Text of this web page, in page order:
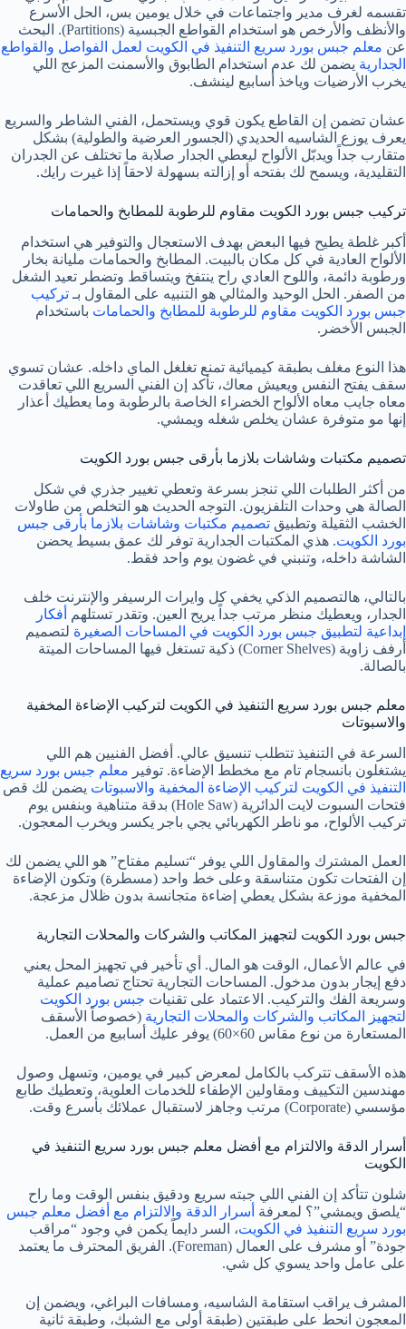
تقسمه لغرف مدير واجتماعات في خلال يومين بس، الحل الأسرع
والأنظف والأرخص هو استخدام القواطع الجبسية (Partitions). البحث
عن معلم جبس بورد سريع التنفيذ في الكويت لعمل الفواصل والقواطع
الجدارية يضمن لك عدم استخدام الطابوق والأسمنت المزعج اللي
يخرب الأرضيات وياخذ أسابيع لينشف.
عشان تضمن إن القاطع يكون قوي ويستحمل، الفني الشاطر والسريع
يعرف يوزع الشاسيه الحديدي (الجسور العرضية والطولية) بشكل
متقارب جداً ويدبّل الألواح ليعطي الجدار صلابة ما تختلف عن الجدران
التقليدية، ويسمح لك بفتحه أو إزالته بسهولة لاحقاً إذا غيرت رايك.
تركيب جبس بورد الكويت مقاوم للرطوبة للمطابخ والحمامات
أكبر غلطة يطيح فيها البعض بهدف الاستعجال والتوفير هي استخدام
الألواح العادية في كل مكان بالبيت. المطابخ والحمامات مليانة بخار
ورطوبة دائمة، واللوح العادي راح ينتفخ ويتساقط وتضطر تعيد الشغل
من الصفر. الحل الوحيد والمثالي هو التنبيه على المقاول بـ تركيب
جبس بورد الكويت مقاوم للرطوبة للمطابخ والحمامات باستخدام
الجبس الأخضر.
هذا النوع مغلف بطبقة كيميائية تمنع تغلغل الماي داخله. عشان تسوي
سقف يفتح النفس ويعيش معاك، تأكد إن الفني السريع اللي تعاقدت
معاه جايب معاه الألواح الخضراء الخاصة بالرطوبة وما يعطيك أعذار
إنها مو متوفرة عشان يخلص شغله ويمشي.
تصميم مكتبات وشاشات بلازما بأرقى جبس بورد الكويت
من أكثر الطلبات اللي تنجز بسرعة وتعطي تغيير جذري في شكل
الصالة هي وحدات التلفزيون. التوجه الحديث هو التخلص من طاولات
الخشب الثقيلة وتطبيق تصميم مكتبات وشاشات بلازما بأرقى جبس
بورد الكويت. هذي المكتبات الجدارية توفر لك عمق بسيط يحضن
الشاشة داخله، وتنبني في غضون يوم واحد فقط.
بالتالي، هالتصميم الذكي يخفي كل وايرات الرسيفر والإنترنت خلف
الجدار، ويعطيك منظر مرتب جداً يريح العين. وتقدر تستلهم
أفكار
إبداعية لتطبيق جبس بورد الكويت في المساحات الصغيرة لتصميم
أرفف زاوية (Corner Shelves) ذكية تستغل فيها المساحات الميتة
بالصالة.
معلم جبس بورد سريع التنفيذ في الكويت لتركيب الإضاءة المخفية
والاسبوتات
السرعة في التنفيذ تتطلب تنسيق عالي. أفضل الفنيين هم اللي
يشتغلون بانسجام تام مع مخطط الإضاءة. توفير معلم جبس بورد سريع
التنفيذ في الكويت لتركيب الإضاءة المخفية والاسبوتات يضمن لك قص
فتحات السبوت لايت الدائرية (Hole Saw) بدقة متناهية وبنفس يوم
تركيب الألواح، مو ناطر الكهربائي يجي باجر يكسر ويخرب المعجون.
العمل المشترك والمقاول اللي يوفر “تسليم مفتاح” هو اللي يضمن لك
إن الفتحات تكون متناسقة وعلى خط واحد (مسطرة) وتكون الإضاءة
المخفية موزعة بشكل يعطي إضاءة متجانسة بدون ظلال مزعجة.
جبس بورد الكويت لتجهيز المكاتب والشركات والمحلات التجارية
في عالم الأعمال، الوقت هو المال. أي تأخير في تجهيز المحل يعني
دفع إيجار بدون مدخول. المساحات التجارية تحتاج تصاميم عملية
وسريعة الفك والتركيب. الاعتماد على تقنيات جبس بورد الكويت
لتجهيز المكاتب والشركات والمحلات التجارية (خصوصاً الأسقف
المستعارة من نوع مقاس 60×60) يوفر عليك أسابيع من العمل.
هذه الأسقف تتركب بالكامل لمعرض كبير في يومين، وتسهل وصول
مهندسين التكييف ومقاولين الإطفاء للخدمات العلوية، وتعطيك طابع
مؤسسي (Corporate) مرتب وجاهز لاستقبال عملائك بأسرع وقت.
أسرار الدقة والالتزام مع أفضل معلم جبس بورد سريع التنفيذ في
الكويت
شلون تتأكد إن الفني اللي جبته سريع ودقيق بنفس الوقت وما راح
“يلصق ويمشي”؟ لمعرفة أسرار الدقة والالتزام مع أفضل معلم جبس
بورد سريع التنفيذ في الكويت، السر دايماً يكمن في وجود “مراقب
جودة” أو مشرف على العمال (Foreman). الفريق المحترف ما يعتمد
على عامل واحد يسوي كل شي.
المشرف يراقب استقامة الشاسيه، ومسافات البراغي، ويضمن إن
المعجون انحط على طبقتين (طبقة أولى مع الشبك، وطبقة ثانية